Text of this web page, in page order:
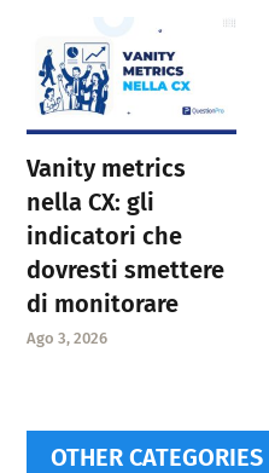
Vanity metrics
nella CX: gli
indicatori che
dovresti smettere
di monitorare
Ago 3, 2026
OTHER CATEGORIES